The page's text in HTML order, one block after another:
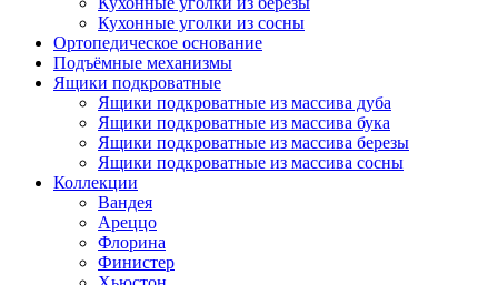
Кухонные уголки из сосны
Ортопедическое основание
Подъёмные механизмы
Ящики подкроватные
Ящики подкроватные из массива дуба
Ящики подкроватные из массива бука
Ящики подкроватные из массива березы
Ящики подкроватные из массива сосны
Коллекции
Вандея
Ареццо
Флорина
Финистер